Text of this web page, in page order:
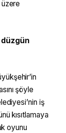
üzere
şöyle
iş
kısıtlamaya
oyunu